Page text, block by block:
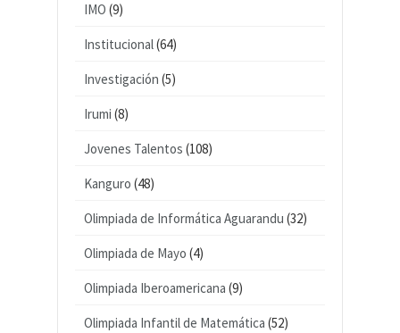
IMO (9)
Institucional(64)
Investigación (5)
Irumi (8)
Jovenes Talentos (108)
Kanguro (48)
Olimpiada de Informática Aguarandu (32)
Olimpiada de Mayo (4)
Olimpiada Iberoamericana (9)
Olimpiada Infantil de Matemática (52)